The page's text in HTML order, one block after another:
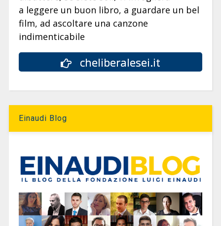
a leggere un buon libro, a guardare un bel
film, ad ascoltare una canzone
indimenticabile
cheliberalesei.it
Einaudi Blog